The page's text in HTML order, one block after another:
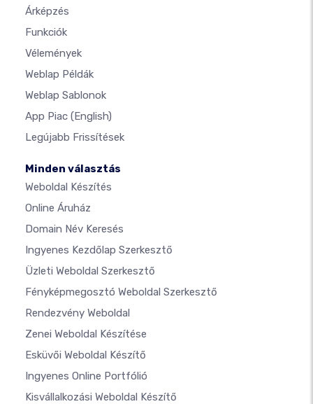
Árképzés
Funkciók
Vélemények
Weblap Példák
Weblap Sablonok
App Piac (English)
Legújabb Frissítések
Minden választás
Weboldal Készítés
Online Áruház
Domain Név Keresés
Ingyenes Kezdőlap Szerkesztő
Üzleti Weboldal Szerkesztő
Fényképmegosztó Weboldal Szerkesztő
Rendezvény Weboldal
Zenei Weboldal Készítése
Esküvői Weboldal Készítő
Ingyenes Online Portfólió
Kisvállalkozási Weboldal Készítő